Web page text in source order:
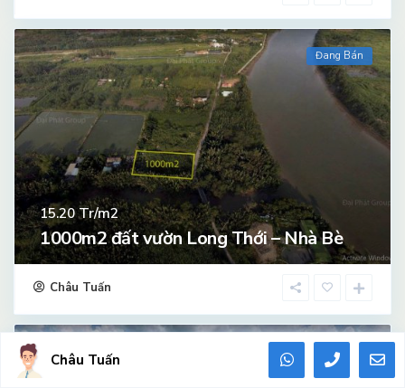
Đang Bán
15.20Tr/m2
1000m2 đất vườn Long Thới – Nhà Bè
Châu Tuấn
Đang Bán
Châu Tuấn